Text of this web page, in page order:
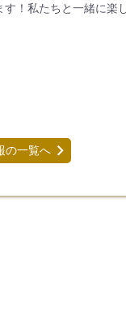
！私たちと一緒に楽
の一覧へ